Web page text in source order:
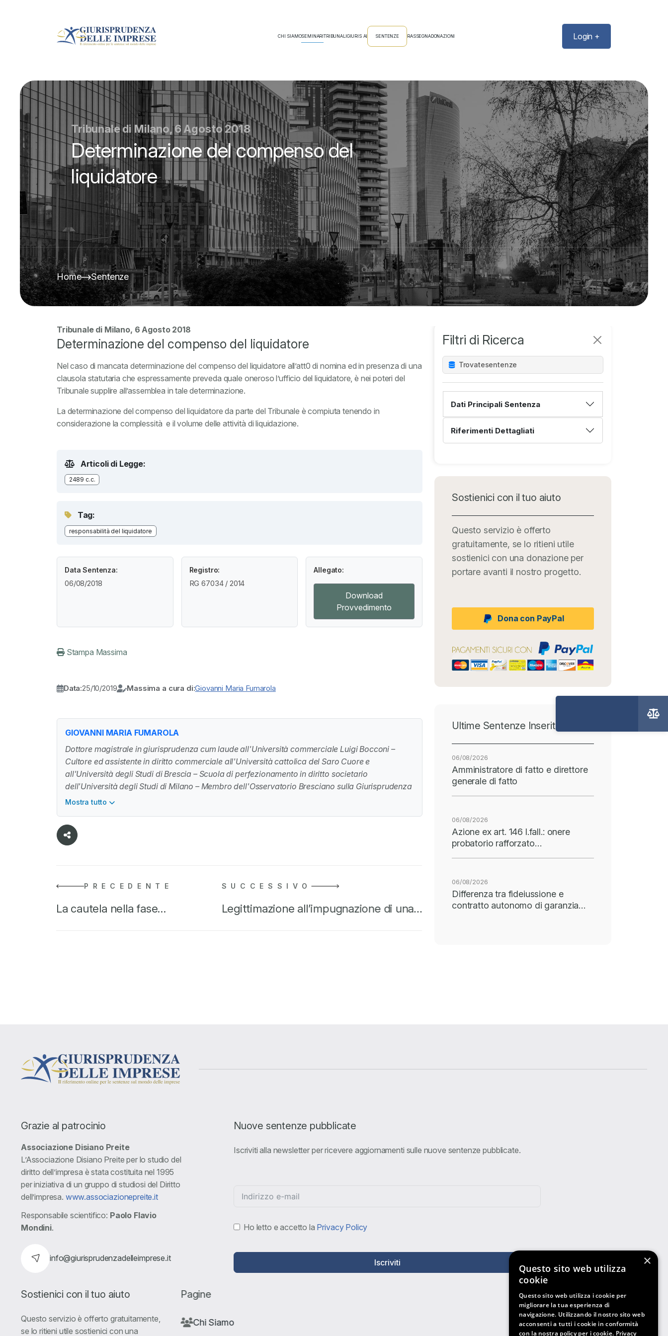
CHI SIAMOSEMINARITRIBUNALIGIURIS AI SENTENZE RASSEGNADONAZIONI Login +
Tribunale di Milano, 6 Agosto 2018
Determinazione del compenso del
liquidatore
Home Sentenze
Tribunale di Milano, 6 Agosto 2018
Determinazione del compenso del liquidatore
Nel caso di mancata determinazione del compenso del liquidatore all’att0 di nomina ed in presenza di una
clausola statutaria che espressamente preveda quale oneroso l’ufficio del liquidatore, è nei poteri del
Tribunale supplire all’assemblea in tale determinazione.
La determinazione del compenso del liquidatore da parte del Tribunale è compiuta tenendo in
considerazione la complessità e il volume delle attività di liquidazione.
Articoli di Legge:
2489 c.c.
Tag:
responsabilità del liquidatore
Data Sentenza:
06/08/2018
Registro:
RG 67034 / 2014
Allegato:
Download
Provvedimento
Stampa Massima
Data:25/10/2019 Massima a cura di:Giovanni Maria Fumarola
GIOVANNI MARIA FUMAROLA
Dottore magistrale in giurisprudenza cum laude all'Università commerciale Luigi Bocconi –
Cultore ed assistente in diritto commerciale all'Università cattolica del Saro Cuore e
all'Università degli Studi di Brescia – Scuola di perfezionamento in diritto societario
dell'Università degli Studi di Milano – Membro dell'Osservatorio Bresciano sulla Giurisprudenza
Commerciale – Responsabile della sezione di diritto societario di Giurisprudenza delle Imprese
Mostra tutto
PRECEDENTE
La cautela nella fase…
SUCCESSIVO
Legittimazione all’impugnazione di una…
Filtri di Ricerca
Trovatesentenze
Dati Principali Sentenza
Riferimenti Dettagliati
Sostienici con il tuo aiuto
Questo servizio è offerto
gratuitamente, se lo ritieni utile
sostienici con una donazione per
portare avanti il nostro progetto.
Dona con PayPal
Ultime Sentenze Inserite
06/08/2026
Amministratore di fatto e direttore
generale di fatto
06/08/2026
Azione ex art. 146 l.fall.: onere
probatorio rafforzato…
06/08/2026
Differenza tra fideiussione e
contratto autonomo di garanzia…
Grazie al patrocinio
Associazione Disiano Preite
L’Associazione Disiano Preite per lo studio del
diritto dell’impresa è stata costituita nel 1995
per iniziativa di un gruppo di studiosi del Diritto
dell’impresa. www.associazionepreite.it
Responsabile scientifico: Paolo Flavio
Mondini.
info@giurisprudenzadelleimprese.it
Nuove sentenze pubblicate
Iscriviti alla newsletter per ricevere aggiornamenti sulle nuove sentenze pubblicate.
Ho letto e accetto la Privacy Policy
Iscriviti
Sostienici con il tuo aiuto
Questo servizio è offerto gratuitamente,
se lo ritieni utile sostienici con una
Pagine
Chi Siamo
×
Questo sito web utilizza
cookie
Questo sito web utilizza i cookie per
migliorare la tua esperienza di
navigazione. Utilizzando il nostro sito web
acconsenti a tutti i cookie in conformità
con la nostra policy per i cookie. Privacy